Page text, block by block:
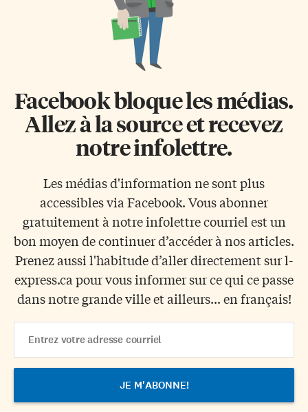
Facebook bloque les médias.
Allez à la source et recevez
notre infolettre.
Les médias d'information ne sont plus
accessibles via Facebook. Vous abonner
gratuitement à notre infolettre courriel est un
bon moyen de continuer d’accéder à nos articles.
Prenez aussi l'habitude d’aller directement sur l-
express.ca pour vous informer sur ce qui ce passe
dans notre grande ville et ailleurs... en français!
Address